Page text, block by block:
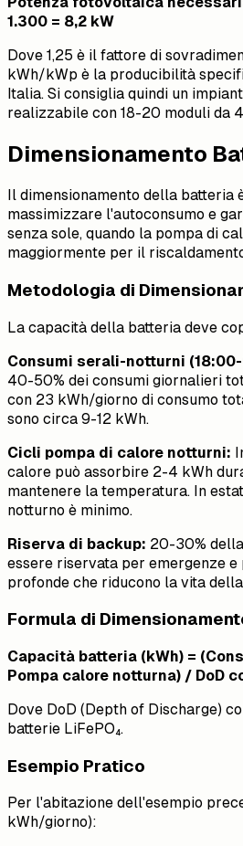
1.300 = 8,2 kW
Dove 1,25 è il fattore di
kWh/kWp è la producibilità
Italia. Si consiglia quindi un
realizzabile con 18-20 moduli da
Dimensionamento
Il dimensionamento della batteria
massimizzare l'autoconsumo e
senza sole, quando la pompa di
maggiormente per il
Metodologia di
La capacità della batteria deve
Consumi serali-notturni
40-50% dei consumi giornalieri
con 23 kWh/giorno di consumo
sono circa 9-12 kWh.
Cicli pompa di calore notturni:
calore può assorbire 2-4 kWh
mantenere la temperatura. In
notturno è minimo.
Riserva di backup: 20-30%
essere riservata per emergenze
profonde che riducono la vita
Formula di
Capacità batteria (kWh) =
Pompa calore notturna) / DoD
Dove DoD (Depth of Discharge)
batterie LiFePO₄.
Esempio Pratico
Per l'abitazione dell'esempio
kWh/giorno):